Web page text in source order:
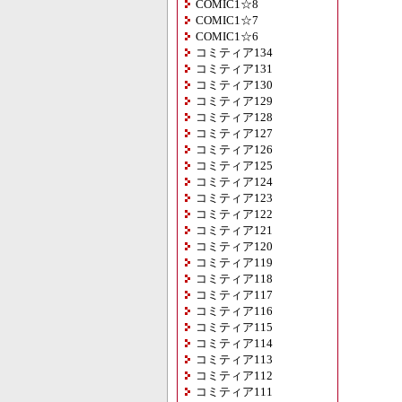
COMIC1☆8
COMIC1☆7
COMIC1☆6
コミティア134
コミティア131
コミティア130
コミティア129
コミティア128
コミティア127
コミティア126
コミティア125
コミティア124
コミティア123
コミティア122
コミティア121
コミティア120
コミティア119
コミティア118
コミティア117
コミティア116
コミティア115
コミティア114
コミティア113
コミティア112
コミティア111